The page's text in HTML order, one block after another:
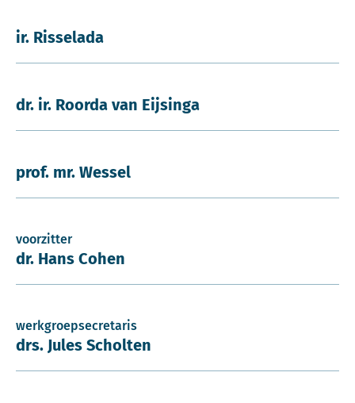
ir. Risselada
dr. ir. Roorda van Eijsinga
prof. mr. Wessel
voorzitter
dr. Hans Cohen
werkgroepsecretaris
drs. Jules Scholten